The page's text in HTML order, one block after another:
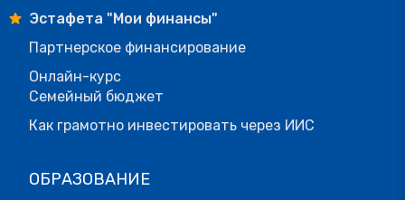
Эстафета "Мои финансы"
Партнерское финансирование
Онлайн-курс
Семейный бюджет
Как грамотно инвестировать через ИИС
ОБРАЗОВАНИЕ